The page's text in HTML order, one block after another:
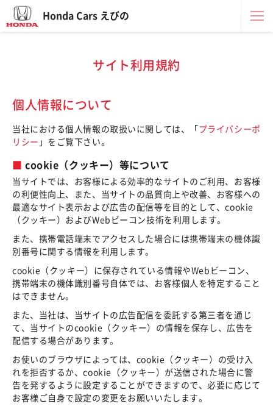
Honda Cars えびの
サイト利用規約
個人情報について
当社における個人情報の取扱いに関しては、「 プライバシーポ
リシー 」をご覧下さい。
cookie（クッキー）等について
当サイトでは、お客様による効率的なサイトのご利用、お客様
の利便性向上、また、当サイトの品質向上や改善、お客様への
最適なサイト表示および広告の配信等を目的として、cookie
（クッキー）およびWebビーコン技術を利用します。
また、携帯電話端末でアクセスした場合には携帯端末の機体識
別番号に関する情報を利用します。
cookie（クッキー）に保存されている情報やWebビーコン、
携帯端末の機体識別番号自体では、お客様個人を特定すること
はできません。
また、当社は、当サイトの広告配信を委託する第三者を通じ
て、当サイトのcookie（クッキー）の情報を保存し、広告を
配信する場合があります。
お使いのブラウザによっては、cookie（クッキー）の受け入
れを拒否するか、cookie（クッキー）が送信された場合に警
告を発するように設定することができますので、必要に応じて
お客様ご自身で設定の変更をお願いいたします。